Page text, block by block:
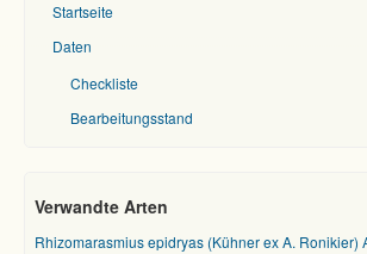
Startseite
Daten
Checkliste
Bearbeitungsstand
Verwandte Arten
Rhizomarasmius epidryas (Kühner ex A. Ronikier)